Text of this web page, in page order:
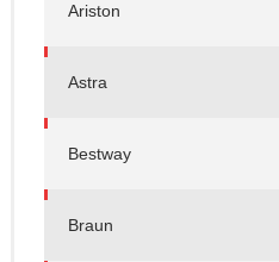
Ariston
Astra
Bestway
Braun